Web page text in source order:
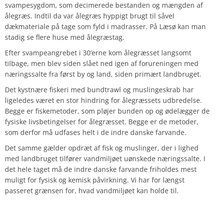
svampesygdom, som decimerede bestanden og mængden af
ålegræs. Indtil da var ålegræs hyppigt brugt til såvel
dækmateriale på tage som fyld i madrasser. På Læsø kan man
stadig se flere huse med ålegræstag.
Efter svampeangrebet i 30’erne kom ålegræsset langsomt
tilbage, men blev siden slået ned igen af forureningen med
næringssalte fra først by og land, siden primært landbruget.
Det kystnære fiskeri med bundtrawl og muslingeskrab har
ligeledes været en stor hindring for ålegræssets udbredelse.
Begge er fiskemetoder, som pløjer bunden op og ødelægger de
fysiske livsbetingelser for ålegræsset. Begge er de metoder,
som derfor må udfases helt i de indre danske farvande.
Det samme gælder opdræt af fisk og muslinger, der i lighed
med landbruget tilfører vandmiljøet uønskede næringssalte. I
det hele taget må de indre danske farvande friholdes mest
muligt for fysisk og kemisk påvirkning. Vi har for længst
passeret grænsen for, hvad vandmiljøet kan holde til.